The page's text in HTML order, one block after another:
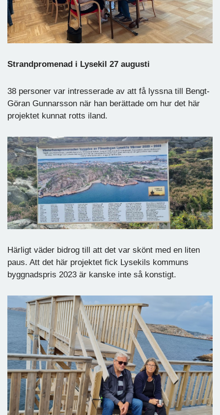
Strandpromenad i Lysekil 27 augusti
38 personer var intresserade av att få lyssna till Bengt-
Göran Gunnarsson när han berättade om hur det här
projektet kunnat rotts iland.
Härligt väder bidrog till att det var skönt med en liten
paus. Att det här projektet fick Lysekils kommuns
byggnadspris 2023 är kanske inte så konstigt.